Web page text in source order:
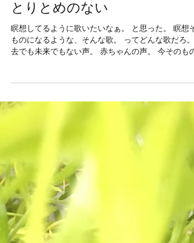
昨日は２１日のライブのリハーサルでした。 スタジ
に入ってドラム、ベースと一緒に音を出すのは久し
り。 すごく楽しみにしてたんですが、実際音を出し
みてなるほど～～と思ったのは、 体への意識がまだ
だ散漫。 ということでした。 ...
とりとめのない
瞑想してるように歌いたいなぁ。 と思った。 瞑想その
声。 って求めた時点でずれちゃう。 もうそこには行け